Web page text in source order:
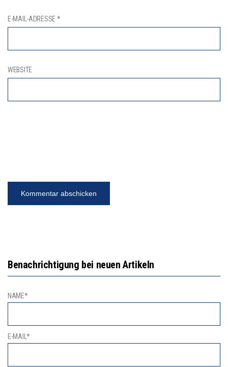
E-MAIL-ADRESSE *
WEBSITE
Benachrichtigung bei neuen Artikeln
NAME*
E-MAIL*